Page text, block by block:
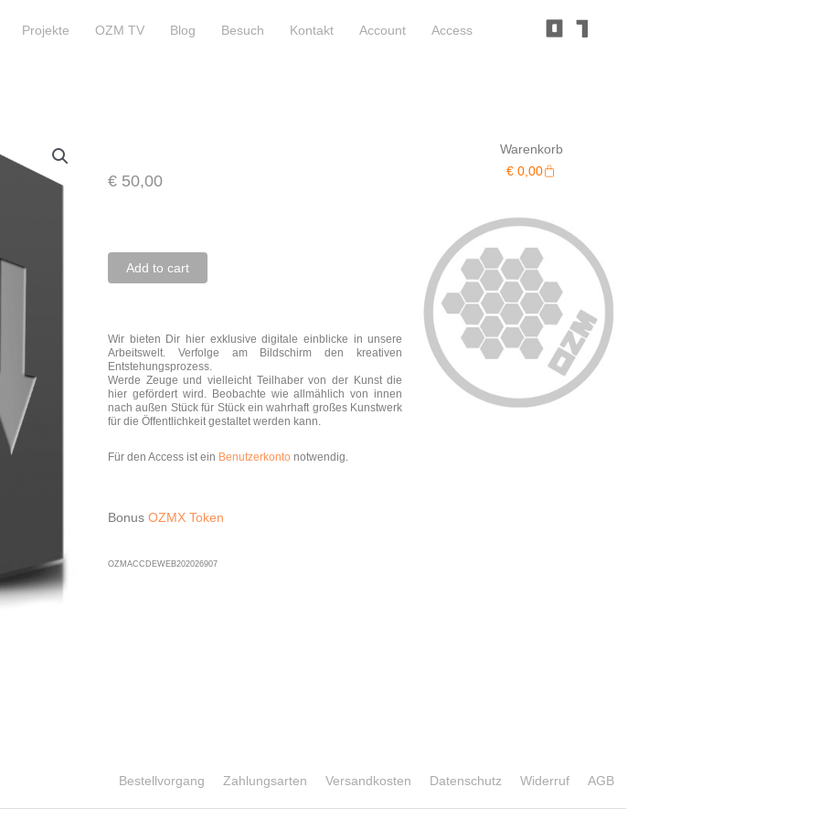
Projekte OZM TV Blog Besuch Kontakt Account Access
€50,00
184
Access
quantity
Add to cart
Wir bieten Dir hier exklusive digitale einblicke in unsere
Arbeitswelt. Verfolge am Bildschirm den kreativen
Entstehungsprozess.
Werde Zeuge und vielleicht Teilhaber von der Kunst die
hier gefördert wird. Beobachte wie allmählich von innen
nach außen Stück für Stück ein wahrhaft großes Kunstwerk
für die Öffentlichkeit gestaltet werden kann.
Für den Access ist ein Benutzerkontonotwendig.
Bonus OZMX Token
OZMACCDEWEB202026907
Warenkorb
€ 0,00Warenkorb
Bestellvorgang Zahlungsarten Versandkosten Datenschutz Widerruf AGB